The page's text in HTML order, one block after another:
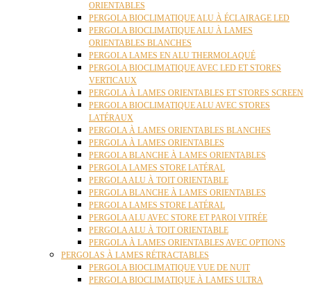
ORIENTABLES
PERGOLA BIOCLIMATIQUE ALU À ÉCLAIRAGE LED
PERGOLA BIOCLIMATIQUE ALU À LAMES
ORIENTABLES BLANCHES
PERGOLA LAMES EN ALU THERMOLAQUÉ
PERGOLA BIOCLIMATIQUE AVEC LED ET STORES
VERTICAUX
PERGOLA À LAMES ORIENTABLES ET STORES SCREEN
PERGOLA BIOCLIMATIQUE ALU AVEC STORES
LATÉRAUX
PERGOLA À LAMES ORIENTABLES BLANCHES
PERGOLA À LAMES ORIENTABLES
PERGOLA BLANCHE À LAMES ORIENTABLES
PERGOLA LAMES STORE LATÉRAL
PERGOLA ALU À TOIT ORIENTABLE
PERGOLA BLANCHE À LAMES ORIENTABLES
PERGOLA LAMES STORE LATÉRAL
PERGOLA ALU AVEC STORE ET PAROI VITRÉE
PERGOLA ALU À TOIT ORIENTABLE
PERGOLA À LAMES ORIENTABLES AVEC OPTIONS
PERGOLAS À LAMES RÉTRACTABLES
PERGOLA BIOCLIMATIQUE VUE DE NUIT
PERGOLA BIOCLIMATIQUE À LAMES ULTRA